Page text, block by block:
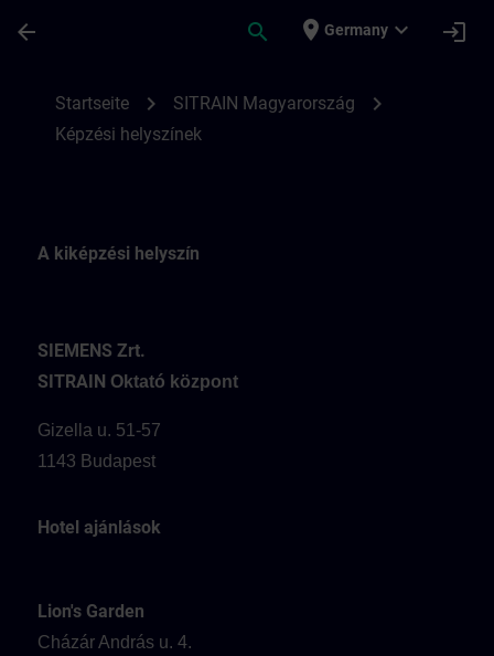
arrow_back search place Germany expand_more login
Startseite chevron_right SITRAIN Magyarország chevron_right
Képzési helyszínek
A kiképzési helyszín
SIEMENS Zrt.
SITRAIN Oktató központ
Gizella u. 51-57
1143 Budapest
Hotel ajánlások
Lion's Garden
Cházár András u. 4.